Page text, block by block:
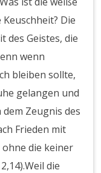
Die
des Geistes, die
wenn
bleiben sollte,
gelangen und
Zeugnis des
Frieden mit
ohne die keiner
die